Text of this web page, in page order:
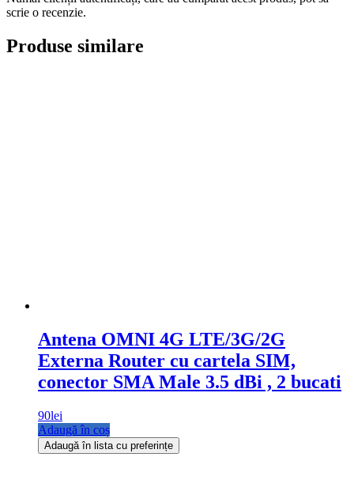
scrie o recenzie.
Produse similare
Antena OMNI 4G LTE/3G/2G
Externa Router cu cartela SIM,
conector SMA Male 3.5 dBi , 2 bucati
90lei
Adaugă în coș
Adaugă în lista cu preferințe